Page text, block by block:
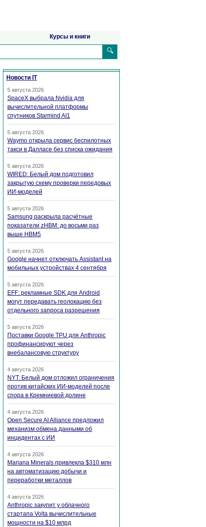
Курсы и книги
🔍
Новости IT
5 августа 2026
SpaceX выбрала Nvidia для
вычислительной платформы
спутников Starmind AI1
5 августа 2026
Waymo открыла сервис беспилотных
такси в Далласе без списка ожидания
5 августа 2026
WIRED: Белый дом подготовил
закрытую схему проверки передовых
ИИ-моделей
5 августа 2026
Samsung раскрыла расчётные
показатели zHBM: до восьми раз
выше HBM5
5 августа 2026
Google начнет отключать Assistant на
мобильных устройствах 4 сентября
5 августа 2026
EFF: рекламные SDK для Android
могут передавать геолокацию без
отдельного запроса разрешения
5 августа 2026
Поставки Google TPU для Anthropic
профинансируют через
внебалансовую структуру
4 августа 2026
NYT: Белый дом отложил ограничения
против китайских ИИ-моделей после
спора в Кремниевой долине
4 августа 2026
Open Secure AI Alliance предложил
механизм обмена данными об
инцидентах с ИИ
4 августа 2026
Mariana Minerals привлекла $310 млн
на автоматизацию добычи и
переработки металлов
4 августа 2026
Anthropic закупит у облачного
стартапа Volta вычислительные
мощности на $10 млрд